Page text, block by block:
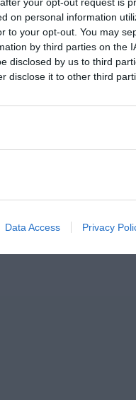
on personal information
to your opt-out. You may
by third parties on the
disclosed by us to third
disclose it to other third
Data Access Privacy